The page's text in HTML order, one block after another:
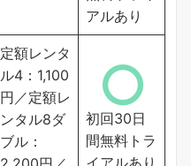
アルあり
定額レンタ
ル4：1,100
円／定額レ
ンタル8ダ
ブル：
初回30日
間無料トラ
イアルあり